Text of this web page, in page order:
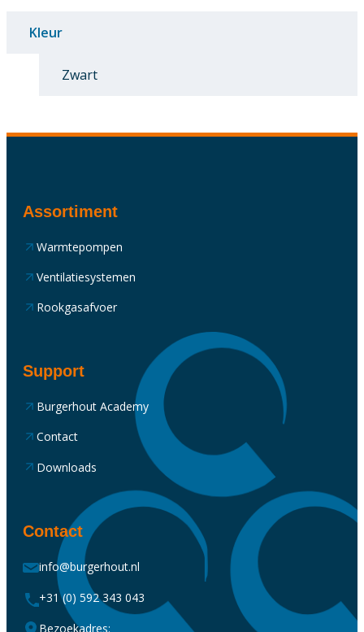
Kleur
Zwart
Assortiment
Warmtepompen
Ventilatiesystemen
Rookgasafvoer
Support
Burgerhout Academy
Contact
Downloads
Contact
info@burgerhout.nl
+31 (0) 592 343 043
Bezoekadres: